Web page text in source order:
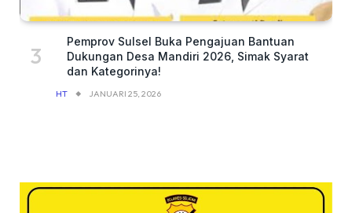
Pemprov Sulsel Buka Pengajuan Bantuan
Dukungan Desa Mandiri 2026, Simak Syarat
dan Kategorinya!
HT JANUARI 25, 2026